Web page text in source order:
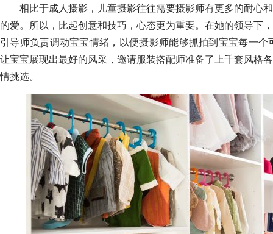
相比于成人摄影，儿童摄影往往需要摄影师有更多的耐心
的爱。所以，比起创意和技巧，心态更为重要。在她的领导下
引导师负责调动宝宝情绪，以便摄影师能够抓拍到宝宝每一个
让宝宝展现出最好的风采，邀请服装搭配师准备了上千套风格
情挑选。